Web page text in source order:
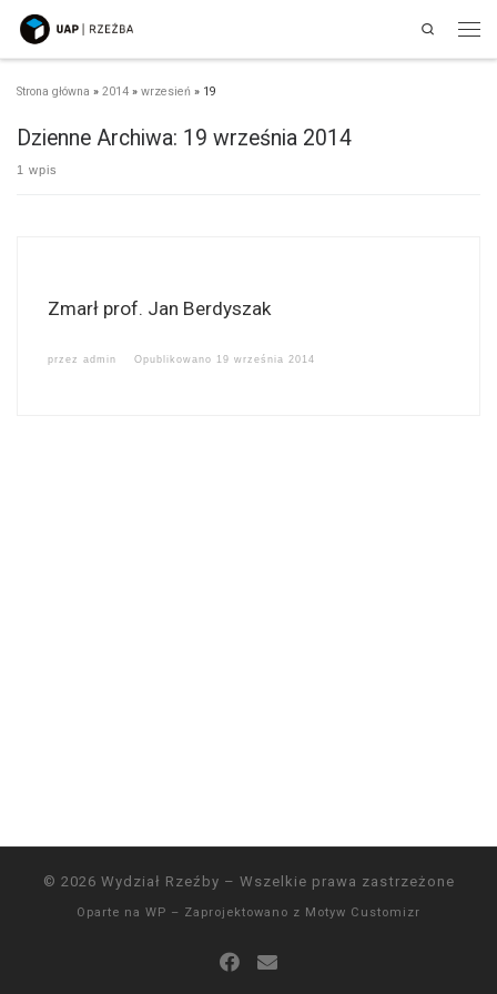
Przejdź do treści
Search
Strona główna » 2014 » wrzesień » 19
Dzienne Archiwa: 19 września 2014
1 wpis
Zmarł prof. Jan Berdyszak
przezadmin Opublikowano 19 września 2014
© 2026 Wydział Rzeźby – Wszelkie prawa zastrzeżone
Oparte na WP – Zaprojektowano z Motyw Customizr